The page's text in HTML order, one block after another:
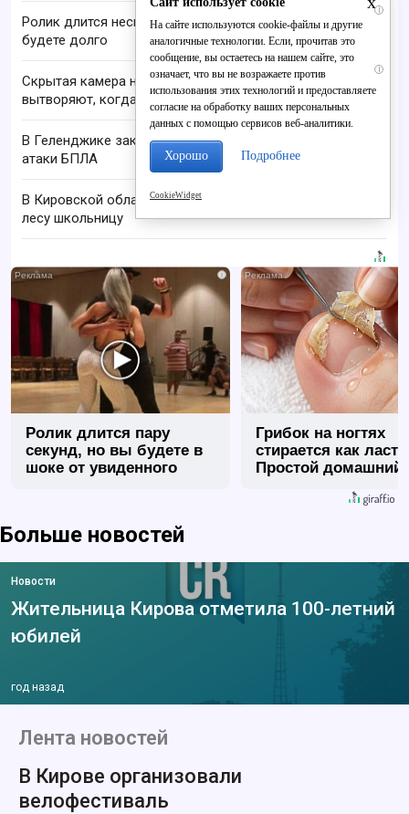
i
Ролик длится несколько секунд, а смеяться вы
будете долго
i
Скрытая камера на пляже Крыма: Что люди
вытворяют, когда их не видят...
В Геленджике закрыли все пляжи из-за угрозы
атаки БПЛА
В Кировской области нашли заблудившуюся в
лесу школьницу
i
Ролик длится пару
секунд, но вы будете в
шоке от увиденного
Грибок на ногтях
стирается как
Простой домашний
Больше новостей
Новости
Жительница Кирова отметила 100-летний
юбилей
год назад
Лента новостей
В Кирове организовали
велофестиваль
На сайте используются cookie-файлы и другие
аналогичные технологии. Если, прочитав это
сообщение, вы остаетесь на нашем сайте, это
означает, что вы не возражаете против
использования этих технологий и предоставляете
согласие на обработку ваших персональных
данных с помощью сервисов веб-аналитики.
Хорошо Подробнее
CookieWidget